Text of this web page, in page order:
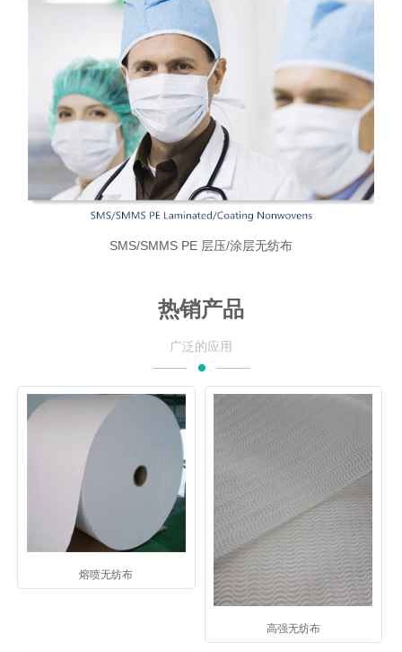
SMS/SMMS PE 层压/涂层无纺布
热销产品
广泛的应用
熔喷无纺布
高强无纺布